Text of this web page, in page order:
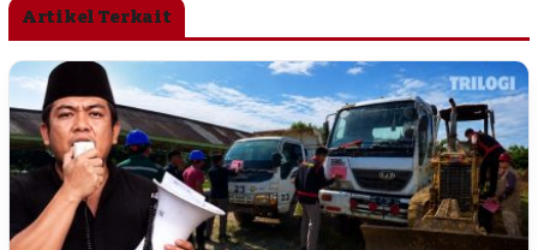
Artikel Terkait